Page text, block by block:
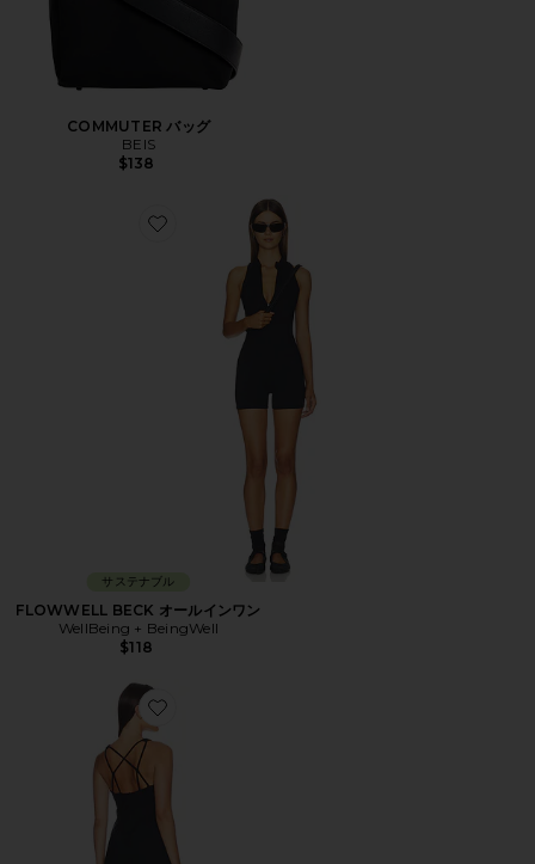
COMMUTER バッグ
BEIS
$138
Favorite FLOWWELL BECK オールインワン
サステナブル
FLOWWELL BECK オールインワン
WellBeing + BeingWell
$118
Favorite ミニドレス